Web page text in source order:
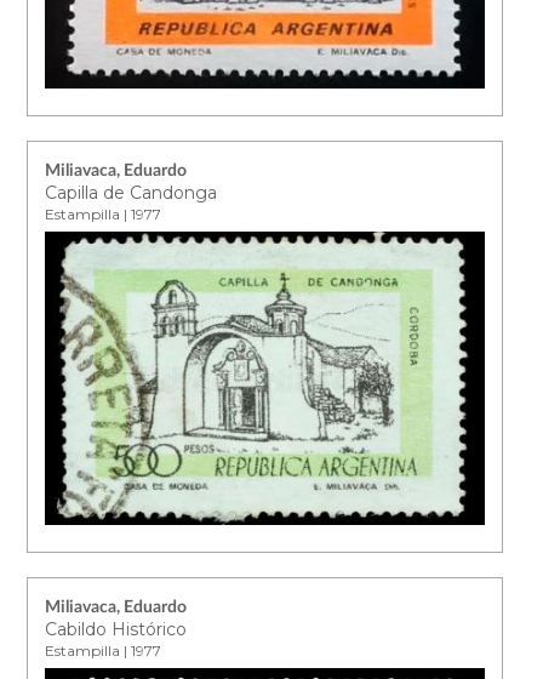
Miliavaca, Eduardo
Capilla de Candonga
Estampilla | 1977
Miliavaca, Eduardo
Cabildo Histórico
Estampilla | 1977